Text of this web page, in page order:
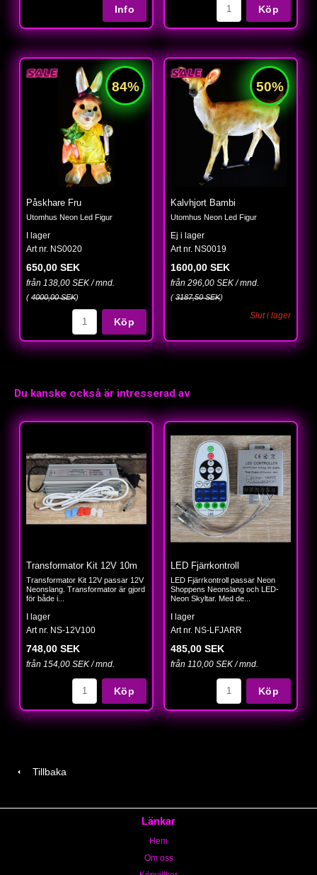
Köp
Påskhare Fru
Utomhus Neon Led Figur
I lager
Art nr. NS0020
650,00 SEK
från 138,00 SEK / mnd.
(4000,00 SEK)
Köp
Kalvhjort Bambi
Utomhus Neon Led Figur
Ej i lager
Art nr. NS0019
1600,00 SEK
från 296,00 SEK / mnd.
(3187,50 SEK)
Slut i lager
Du kanske också är intresserad av
Transformator Kit 12V 10m
Transformator Kit 12V passar 12V
Neonslang. Transformator är gjord
för både i...
I lager
Art nr. NS-12V100
748,00 SEK
från 154,00 SEK / mnd.
Köp
LED Fjärrkontroll
LED Fjärrkontroll passar Neon
Shoppens Neonslang och LED-
Neon Skyltar. Med de...
I lager
Art nr. NS-LFJARR
485,00 SEK
från 110,00 SEK / mnd.
Köp
Tillbaka
Länkar
Hem
Om oss